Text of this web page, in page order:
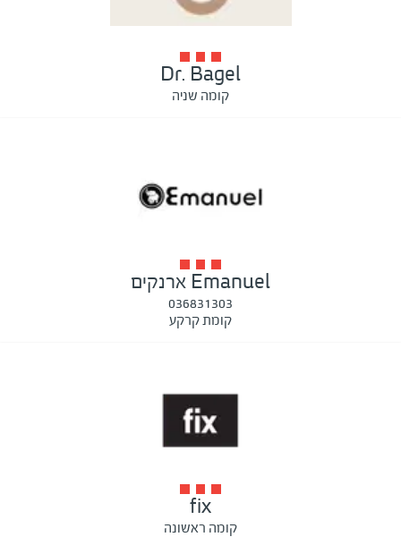
Dr. Bagel
קומה שניה
Emanuel ארנקים
036831303
קומת קרקע
fix
קומה ראשונה